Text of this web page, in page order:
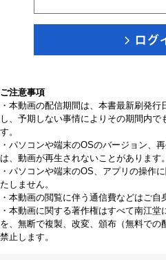
ご注意事項
・本動画の配信期間は、本書最新刷発
し、予期しない事情によりその期間内で
す。
・パソコンや端末のOSのバージョン、
は、動画が再生されないことがあります。
・パソコンや端末のOS、アプリの操作
たしません。
・本動画の閲覧に伴う通信費などはご自
・本動画に関する著作権はすべて南江
を、無断で複製、改変、頒布（無料で
禁止します。